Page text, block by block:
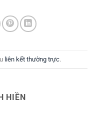
liên kết thường trực.
HIỀN